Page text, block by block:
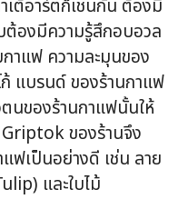
ต้อาร์ตก็เช่นกัน ต้องมี
องมีความรู้สึกอบอวล
าแฟ ความละมุนของ
แบรนด์ ของร้านกาแฟ
นของร้านกาแฟนั้นให้
ของร้านจึง
ฟเป็นอย่างดี เช่น ลาย
และใบไม้